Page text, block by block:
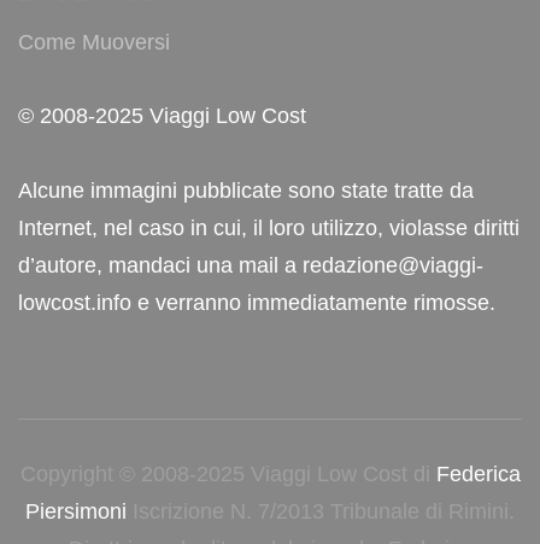
Come Muoversi
© 2008-2025 Viaggi Low Cost
Alcune immagini pubblicate sono state tratte da
Internet, nel caso in cui, il loro utilizzo, violasse diritti
d’autore, mandaci una mail a redazione@viaggi-
lowcost.info e verranno immediatamente rimosse.
Copyright © 2008-2025 Viaggi Low Cost di Federica
Piersimoni Iscrizione N. 7/2013 Tribunale di Rimini.